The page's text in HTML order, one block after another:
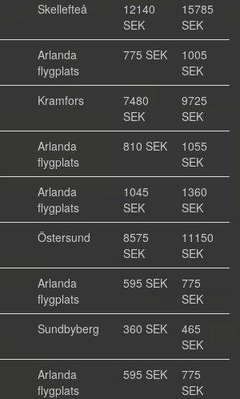
Skellefteå
12140
SEK
15785
SEK
Arlanda
flygplats
775 SEK
1005
SEK
Kramfors
7480
SEK
9725
SEK
Arlanda
flygplats
810 SEK
1055
SEK
Arlanda
flygplats
1045
SEK
1360
SEK
Östersund
8575
SEK
11150
SEK
Arlanda
flygplats
595 SEK
775
SEK
Sundbyberg 360 SEK
465
SEK
Arlanda
flygplats
595 SEK
775
SEK